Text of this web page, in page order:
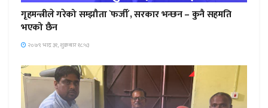
गृहमन्त्रीले गरेको सम्झौता `फर्जी´, सरकार भन्छन – कुनै सहमति
भएको छैन
२०७९ भाद्र ३१, शुक्रबार १८:५३